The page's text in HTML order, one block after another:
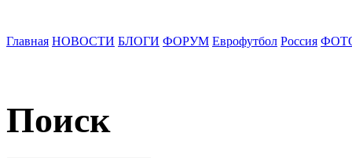
Главная НОВОСТИ БЛОГИ ФОРУМ Еврофутбол Россия
Поиск